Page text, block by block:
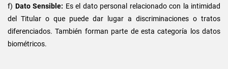
f) Dato Sensible: Es el dato personal relacionado con la intimidad
del Titular o que puede dar lugar a discriminaciones o tratos
diferenciados. También forman parte de esta categoría los datos
biométricos.